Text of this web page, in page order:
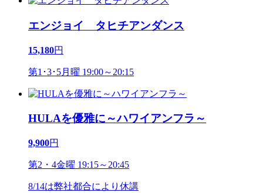
エンジョイ タヒチアンダンス
15,180円
第1･3･5月曜 19:00～20:15
HULAを優雅に～ハワイアンフラ～
9,900円
第2・4金曜 19:15～20:45
8/14は弊社都合により休講